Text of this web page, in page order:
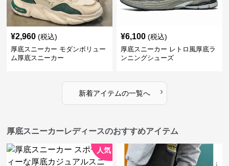
¥2,960 (税込)
厚底スニーカー モダンボリュー
ム厚底スニーカー
¥6,100 (税込)
厚底スニーカー レトロ風厚底ラ
ンニングシューズ
新着アイテムの一覧へ ›
厚底スニーカーレディースのおすすめアイテム
人気